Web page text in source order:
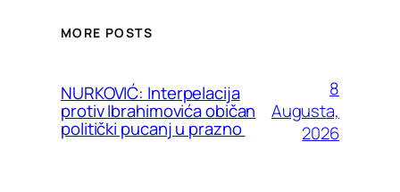
MORE POSTS
NURKOVIĆ: Interpelacija
protiv Ibrahimovića običan
politički pucanj u prazno
8
Augusta,
2026